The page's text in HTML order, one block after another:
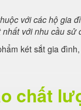
với các hộ gia
với nhu cầu sử
két sắt gia
chất